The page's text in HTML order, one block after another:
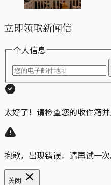
立即领取新闻信
个人信息
太好了！请检查您的收件箱并
抱歉，出现错误。请再试一次
关闭